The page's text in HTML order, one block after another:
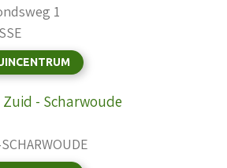
1
Zuid - Scharwoude